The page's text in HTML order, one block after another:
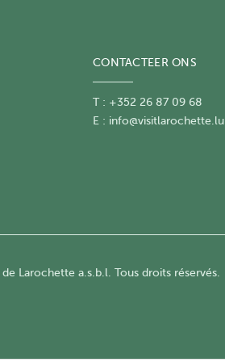
CONTACTEER ONS
T : +352 26 87 09 68
E : info@visitlarochette.lu
Larochette a.s.b.l. Tous droits réservés.